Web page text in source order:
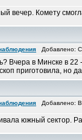
вечер. Комету
Добавлено:
Вчера в Минске в
приготовила, но
Добавлено:
южный сектор.